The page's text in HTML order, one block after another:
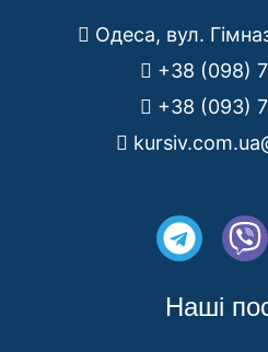
Одеса, вул.
+38 (098)
+38 (093)
T
e
l
e
V
i
b
e
Наші